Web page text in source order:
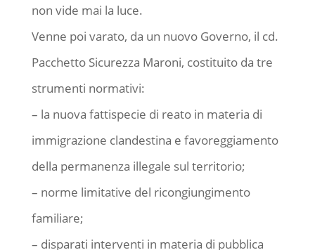
non vide mai la luce.
Venne poi varato, da un nuovo Governo, il cd.
Pacchetto Sicurezza Maroni, costituito da tre
strumenti normativi:
– la nuova fattispecie di reato in materia di
immigrazione clandestina e favoreggiamento
della permanenza illegale sul territorio;
– norme limitative del ricongiungimento
familiare;
– disparati interventi in materia di pubblica